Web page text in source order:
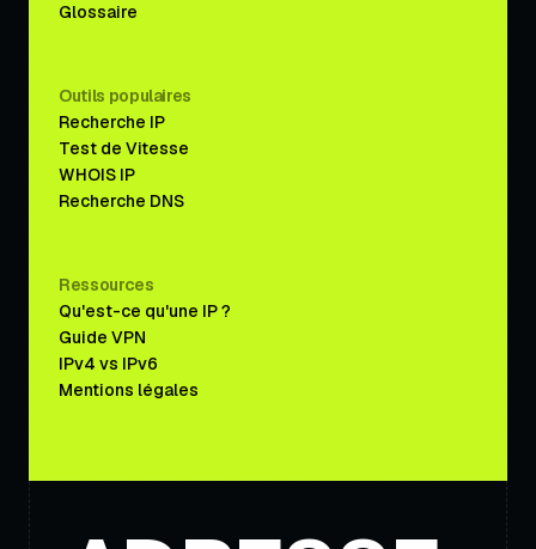
Glossaire
Outils populaires
Recherche IP
Test de Vitesse
WHOIS IP
Recherche DNS
Ressources
Qu'est-ce qu'une IP ?
Guide VPN
IPv4 vs IPv6
Mentions légales